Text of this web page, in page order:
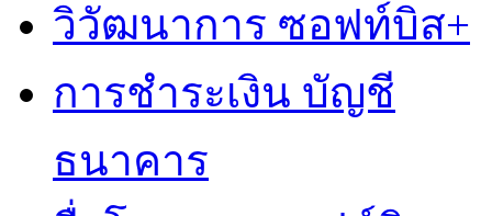
วิวัฒนาการ ซอฟท์บิส+
การชำระเงิน บัญชี
ธนาคาร